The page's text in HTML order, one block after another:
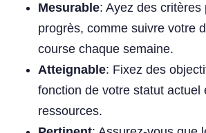
Mesurable: Ayez des
progrès, comme suivre votre
course chaque semaine.
Atteignable: Fixez des
fonction de votre statut actuel
ressources.